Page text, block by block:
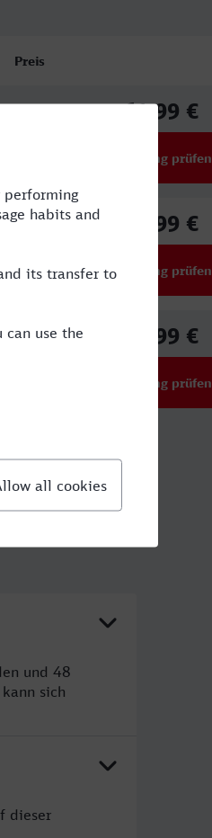
Preis
61,99 €
Verbindung prüfen
54,99 €
Verbindung prüfen
40,99 €
Verbindung prüfen
und 48
sich
dieser